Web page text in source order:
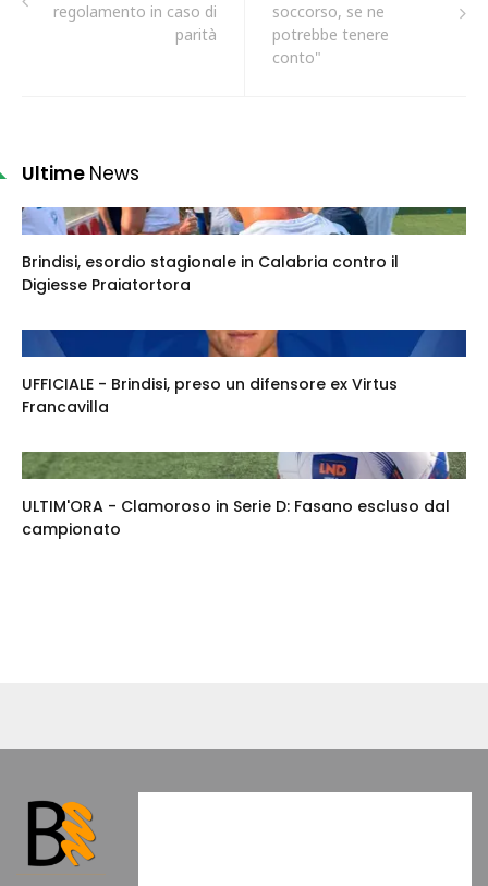
regolamento in caso di
parità
soccorso, se ne
potrebbe tenere
conto"
Ultime News
Brindisi, esordio stagionale in Calabria contro il
Digiesse Praiatortora
UFFICIALE - Brindisi, preso un difensore ex Virtus
Francavilla
ULTIM'ORA - Clamoroso in Serie D: Fasano escluso dal
campionato